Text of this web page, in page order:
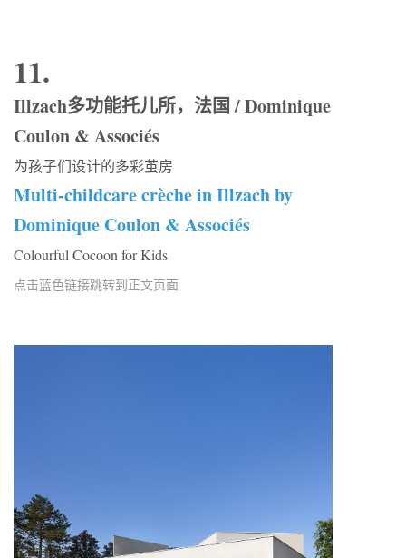
11.
Illzach多功能托儿所，法国 / Dominique
Coulon & Associés
为孩子们设计的多彩茧房
Multi-childcare crèche in Illzach by
Dominique Coulon & Associés
Colourful Cocoon for Kids
点击蓝色链接跳转到正文页面